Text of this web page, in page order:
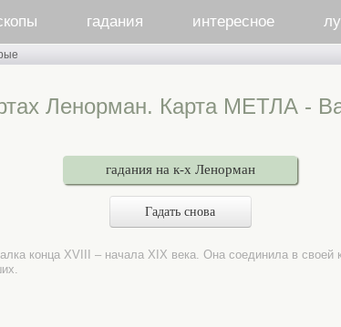
гадания интересное
Ленорман. Карта МЕТЛА -
гадания на к-х Ленорман
Гадать снова
конца XVIII – начала XIX века. Она соединила в